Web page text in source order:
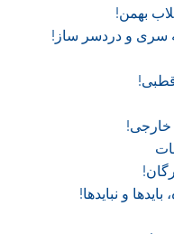
بهمن!
سری و دردسر ساز!
قطبی!
خارجی!
و نبایدها!